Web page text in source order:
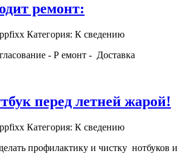
ремонт:
Категория: К сведению
- Р емонт - Доставка
перед летней жарой!
Категория: К сведению
профилактику и чистку нотбуков и